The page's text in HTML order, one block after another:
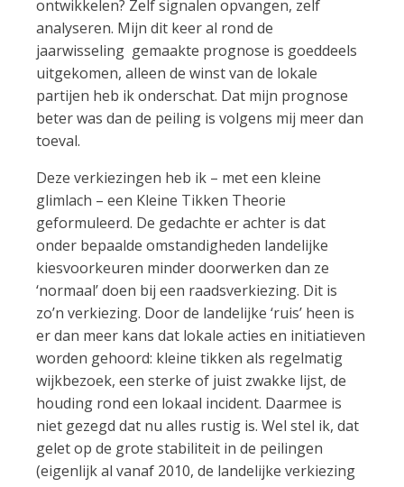
ontwikkelen? Zelf signalen opvangen, zelf
analyseren. Mijn dit keer al rond de
jaarwisseling gemaakte prognose is goeddeels
uitgekomen, alleen de winst van de lokale
partijen heb ik onderschat. Dat mijn prognose
beter was dan de peiling is volgens mij meer dan
toeval.
Deze verkiezingen heb ik – met een kleine
glimlach – een Kleine Tikken Theorie
geformuleerd. De gedachte er achter is dat
onder bepaalde omstandigheden landelijke
kiesvoorkeuren minder doorwerken dan ze
‘normaal’ doen bij een raadsverkiezing. Dit is
zo’n verkiezing. Door de landelijke ‘ruis’ heen is
er dan meer kans dat lokale acties en initiatieven
worden gehoord: kleine tikken als regelmatig
wijkbezoek, een sterke of juist zwakke lijst, de
houding rond een lokaal incident. Daarmee is
niet gezegd dat nu alles rustig is. Wel stel ik, dat
gelet op de grote stabiliteit in de peilingen
(eigenlijk al vanaf 2010, de landelijke verkiezing